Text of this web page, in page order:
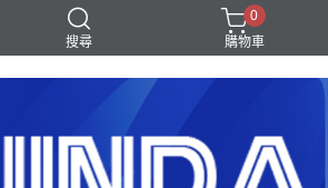
搜尋
滾筒洗衣機 除濕機 電視
0
購物車